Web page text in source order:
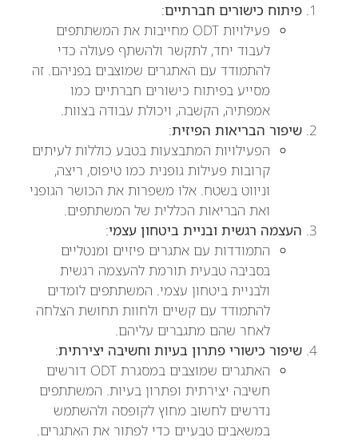
פיתוח כישורים חברתיים:
פעילויות ODT מחייבות את המשתתפים
לעבוד יחד, לתקשר ולהשתף פעולה כדי
להתמודד עם האתגרים שמוצבים בפניהם. זה
מסייע בפיתוח כישורים חברתיים כמו
אמפתיה, הקשבה, ויכולת עבודה בצוות.
שיפור הבריאות הפיזית:
הפעילויות המתבצעות בטבע כוללות לעיתים
קרובות פעילות גופנית כמו טיפוס, ריצה,
וניווט בשטח. אלו משפרות את הכושר הגופני
ואת הבריאות הכללית של המשתתפים.
העצמה רגשית ובניית ביטחון עצמי:
התמודדות עם אתגרים פיזיים ומנטליים
בסביבה טבעית תורמת להעצמה רגשית
ולבניית ביטחון עצמי. המשתתפים לומדים
להתמודד עם קשיים ולחוות תחושת הצלחה
לאחר שהם מתגברים עליהם.
שיפור כישורי פתרון בעיות וחשיבה יצירתית:
האתגרים שמוצבים במסגרת ODT דורשים
חשיבה יצירתית ופתרון בעיות. המשתתפים
נדרשים לחשוב מחוץ לקופסה ולהשתמש
במשאבים טבעיים כדי לפתור את האתגרים.